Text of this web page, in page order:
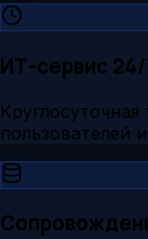
ИТ-сервис
пользователей